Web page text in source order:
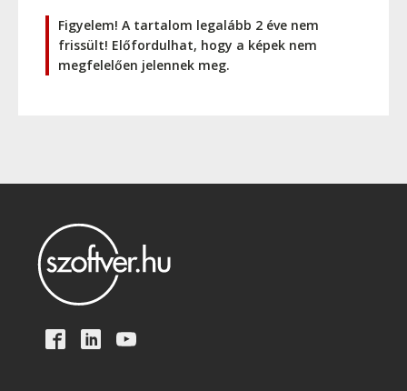
Figyelem! A tartalom legalább 2 éve nem
frissült! Előfordulhat, hogy a képek nem
megfelelően jelennek meg.